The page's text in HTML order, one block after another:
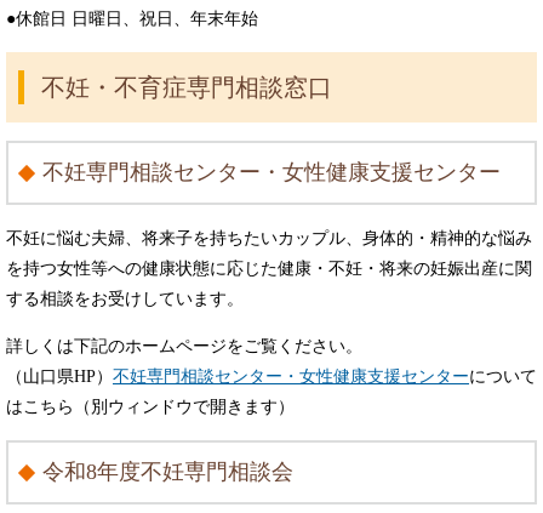
●休館日 日曜日、祝日、年末年始
不妊・不育症専門相談窓口
不妊専門相談センター・女性健康支援センター
不妊に悩む夫婦、将来子を持ちたいカップル、身体的・精神的な悩み
を持つ女性等への健康状態に応じた健康・不妊・将来の妊娠出産に関
する相談をお受けしています。
詳しくは下記のホームページをご覧ください。
（山口県HP） 不妊専門相談センター・女性健康支援センターについて
はこちら（別ウィンドウで開きます）
令和8年度不妊専門相談会